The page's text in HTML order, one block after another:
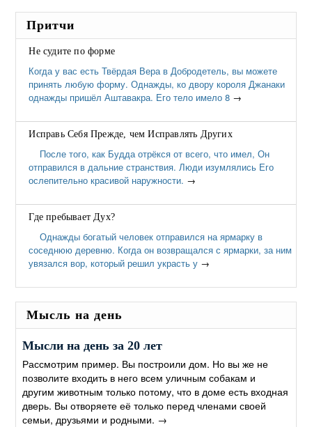
Притчи
Не судите по форме
Когда у вас есть Твёрдая Вера в Добродетель, вы можете
принять любую форму. Однажды, ко двору короля Джанаки
однажды пришёл Аштавакра. Его тело имело 8 →
Исправь Себя Прежде, чем Исправлять Других
После того, как Будда отрёкся от всего, что имел, Он
отправился в дальние странствия. Люди изумлялись Его
ослепительно красивой наружности. →
Где пребывает Дух?
Однажды богатый человек отправился на ярмарку в
соседнюю деревню. Когда он возвращался с ярмарки, за ним
увязался вор, который решил украсть у →
Мысль на день
Мысли на день за 20 лет
Рассмотрим пример. Вы построили дом. Но вы же не
позволите входить в него всем уличным собакам и
другим животным только потому, что в доме есть входная
дверь. Вы отворяете её только перед членами своей
семьи, друзьями и родными. →